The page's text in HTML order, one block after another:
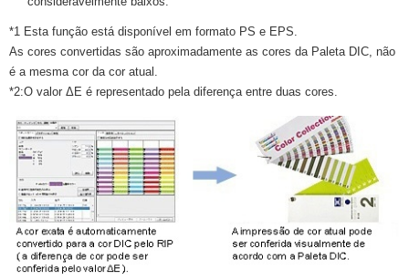
*1 Esta função está disponível em formato PS e EPS.
As cores convertidas são aproximadamente as cores da Paleta DIC, não
é a mesma cor da cor atual.
*2:O valor ΔE é representado pela diferença entre duas cores.